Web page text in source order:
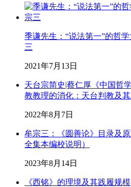
季谦先生：“说法第一”的哲
三
2021年7月13日
天台宗简史|蔡仁厚《中国哲
教教理的消化：天台判教及
2022年8月7日
牟宗三：《圆善论》目录及
全集本编校说明）
2023年8月14日
《西铭》的理境及其践履规